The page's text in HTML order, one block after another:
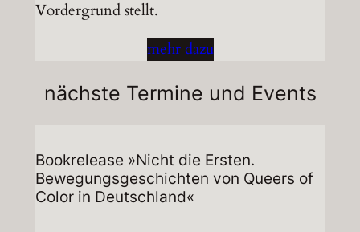
Vordergrund stellt.
mehr dazu
nächste Termine und Events
Bookrelease »Nicht die Ersten.
Bewegungsgeschichten von Queers of
Color in Deutschland«